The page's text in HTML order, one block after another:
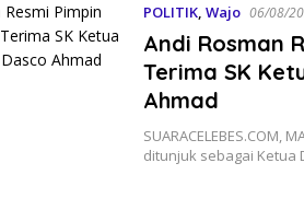
POLITIK, Wajo 06/08/
Andi Rosman
Terima SK
Ahmad
SUARACELEBES.COM,
ditunjuk sebagai Ketua